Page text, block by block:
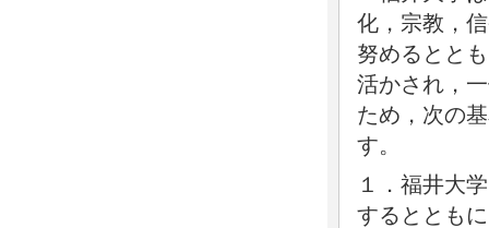
化，宗教，
努めるとと
活かされ，
ため，次の
す。
１．福井大
するととも